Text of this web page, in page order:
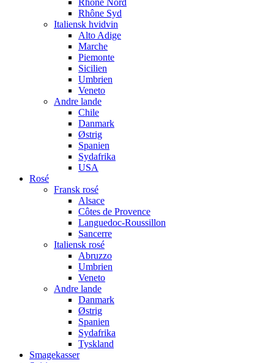
Rhône Syd
Italiensk hvidvin
Alto Adige
Marche
Piemonte
Sicilien
Umbrien
Veneto
Andre lande
Chile
Danmark
Østrig
Spanien
Sydafrika
USA
Rosé
Fransk rosé
Alsace
Côtes de Provence
Languedoc-Roussillon
Sancerre
Italiensk rosé
Abruzzo
Umbrien
Veneto
Andre lande
Danmark
Østrig
Spanien
Sydafrika
Tyskland
Smagekasser